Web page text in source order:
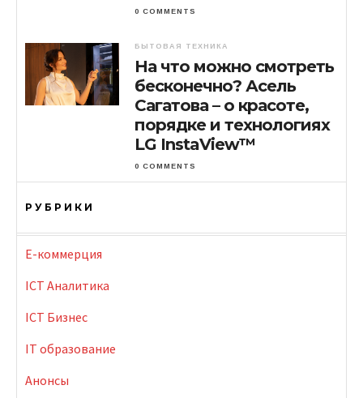
0 COMMENTS
БЫТОВАЯ ТЕХНИКА
На что можно смотреть
бесконечно? Асель
Сагатова – о красоте,
порядке и технологиях
LG InstaView™
0 COMMENTS
РУБРИКИ
E-коммерция
ICT Аналитика
ICT Бизнес
IT образование
Анонсы